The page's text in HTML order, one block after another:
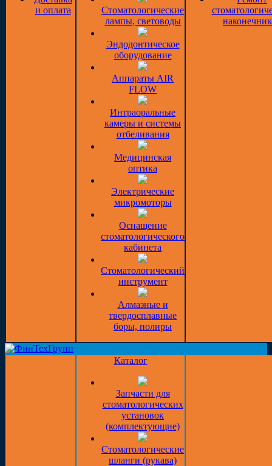
и оплата
Стоматологические
лампы, световоды
Эндодонтическое
оборудование
Аппараты AIR
FLOW
Интраоральные
камеры и системы
отбеливания
Медицинская
оптика
Электрические
микромоторы
Оснащение
стоматологического
кабинета
Стоматологический
инструмент
Алмазные и
твердосплавные
боры, полиры
Каталог
Запчасти для
стоматологических
установок
(комплектующие)
Стоматологические
шланги (рукава)